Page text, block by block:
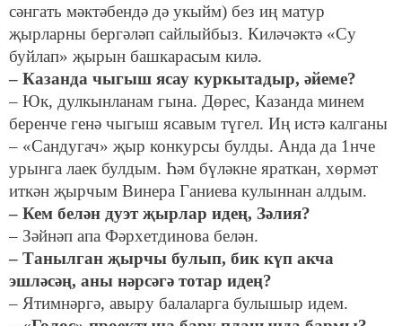
сәнгать мәктәбендә дә укыйм) без иң матур
җырларны бергәләп сайлыйбыз. Киләчәктә «Су
буйлап» җырын башкарасым килә.
– Казанда чыгыш ясау куркытадыр, әйеме?
– Юк, дулкынланам гына. Дөрес, Казанда минем
беренче генә чыгыш ясавым түгел. Иң истә калганы
– «Сандугач» җыр конкурсы булды. Анда да 1нче
урынга лаек булдым. Һәм бүләкне яраткан, хөрмәт
иткән җырчым Винера Ганиева кулыннан алдым.
– Кем белән дуэт җырлар идең, Зәлия?
– Зәйнәп апа Фәрхетдинова белән.
– Танылган җырчы булып, бик күп акча
эшләсәң, аны нәрсәгә тотар идең?
– Ятимнәргә, авыру балаларга булышыр идем.